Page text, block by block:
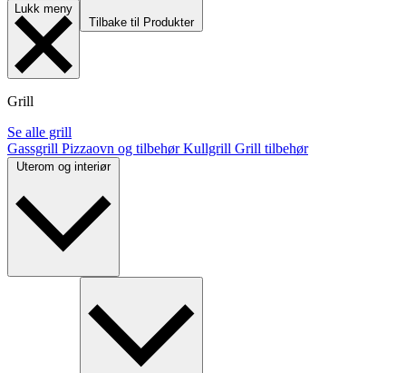
Lukk meny
Tilbake til Produkter
Grill
Se alle grill
Gassgrill Pizzaovn og tilbehørKullgrill Grill tilbehør
Uterom og interiør